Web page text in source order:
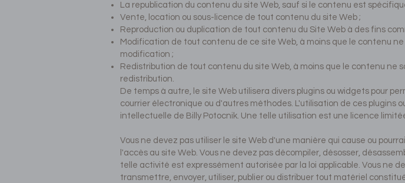
La republication du contenu du site Web, sauf si le contenu est
Vente, location ou sous-licence de tout contenu du site Web ;
Reproduction ou duplication de tout contenu du Site Web à des fins
Modification de tout contenu de ce site Web, à moins que le contenu
modification ;
Redistribution de tout contenu du site Web, à moins que le contenu ne
redistribution.
De temps à autre, le site Web utilisera divers plugins ou widgets pour
courrier électronique ou d'autres méthodes. L'utilisation de ces plugins
intellectuelle de Billy Potocnik. Une telle utilisation est une licence
Vous ne devez pas utiliser le site Web d'une manière qui cause ou
l'accès au site Web. Vous ne devez pas décompiler, désosser,
telle activité est expressément autorisée par la loi applicable. Vous ne
transmettre, envoyer, utiliser, publier ou distribuer tout matériel